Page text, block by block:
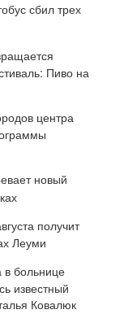
сбил трех
Пиво на
центра
новый
получит
Леуми
в больнице
известный
Ковалюк